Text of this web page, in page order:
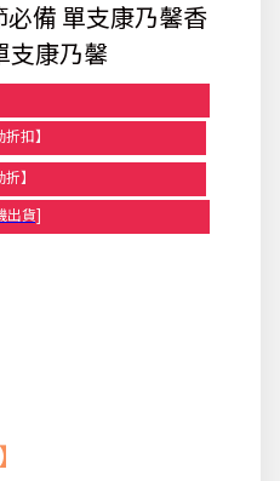
備 單支康乃馨香
支康乃馨
扣】
】
出貨]